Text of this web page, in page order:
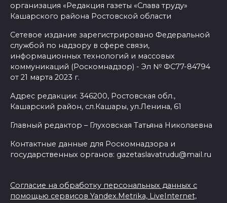
организация «Редакция газеты «Слава труду»
Кашарского района Ростовской области
Сетевое издание зарегистрировано Федеральной
службой по надзору в сфере связи,
информационных технологий и массовых
коммуникаций (Роскомнадзор) - Эл № ФС77-84794
от 21 марта 2023 г.
Адрес редакции: 346200, Ростовская обл.,
Кашарский район, сл.Кашары, ул.Ленина, 61
Главный редактор – Глуховская Татьяна Николаевна
Контактные данные для Роскомнадзора и
государственных органов: gazetaslavatrudu@mail.ru
Согласие на обработку персональных данных с
помощью сервисов Yandex.Metrika, LiveInternet,